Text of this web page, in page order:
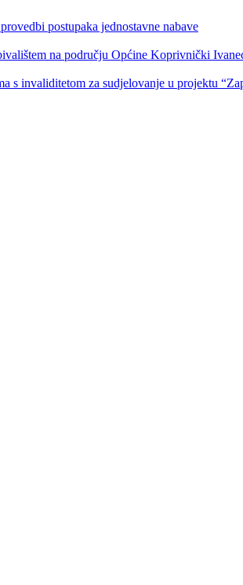
postupaka jednostavne nabave
na području Općine Koprivnički
s invaliditetom za sudjelovanje u projektu